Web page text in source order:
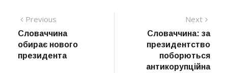
Навігація
записів
Previous
post:
Словаччина
обирає нового
президента
Next
post:
Словаччина: за
президентство
поборються
антикорупційна